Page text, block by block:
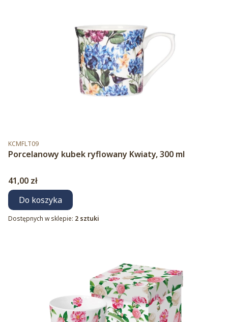
Kod produktu
KCMFLT09
Porcelanowy kubek ryflowany Kwiaty, 300 ml
Cena
41,00 zł
Do koszyka
Dostępnych w sklepie: 2 sztuki